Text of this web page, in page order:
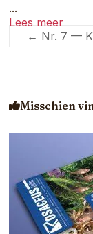
...
Lees meer
← Nr. 7 —
Misschien